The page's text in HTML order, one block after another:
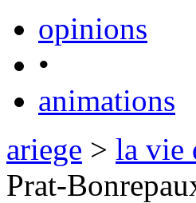
opinions
•
animations
ariege > la vie
Prat-